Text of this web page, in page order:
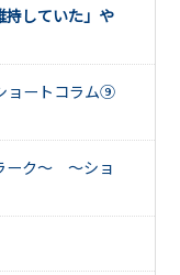
持していた」や
ョートコラム⑨
ーク～ ～ショ